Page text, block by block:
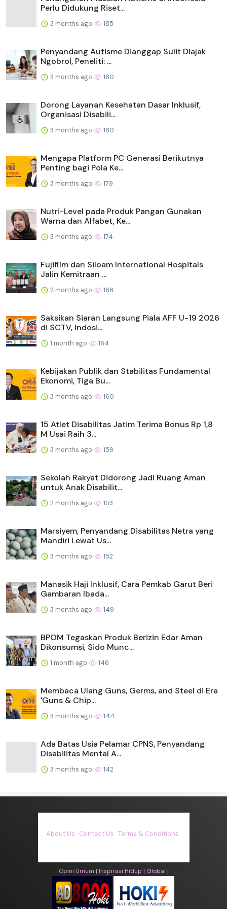
Perlu Didukung Riset...
3 months ago 185
Penyandang Autisme Dianggap Sulit Diajak
Ngobrol, Peneliti: ...
3 months ago 180
Dorong Layanan Kesehatan Dasar Inklusif,
Organisasi Disabili...
3 months ago 180
Mengapa Platform PC Generasi Berikutnya
Penting bagi Pola Ke...
3 months ago 179
Nutri-Level pada Produk Pangan Gunakan
Warna dan Alfabet, Ke...
3 months ago 174
Fujifilm dan Siloam International Hospitals
Jalin Kemitraan ...
2 months ago 168
Saksikan Siaran Langsung Piala AFF U-19 2026
di SCTV, Indosi...
1 month ago 164
Kebijakan Publik dan Stabilitas Fundamental
Ekonomi, Tiga Bu...
3 months ago 160
15 Atlet Disabilitas Jatim Terima Bonus Rp 1,8
M Usai Raih 3...
3 months ago 159
Sekolah Rakyat Didorong Jadi Ruang Aman
untuk Anak Disabilit...
2 months ago 153
Marsiyem, Penyandang Disabilitas Netra yang
Mandiri Lewat Us...
3 months ago 152
Manasik Haji Inklusif, Cara Pemkab Garut Beri
Gambaran Ibada...
3 months ago 149
BPOM Tegaskan Produk Berizin Edar Aman
Dikonsumsi, Sido Munc...
1 month ago 146
Membaca Ulang Guns, Germs, and Steel di Era
'Guns & Chip...
3 months ago 144
Ada Batas Usia Pelamar CPNS, Penyandang
Disabilitas Mental A...
3 months ago 142
About Us Contact Us Terms & Conditions
Opini Umum | Inspirasi Hidup | Global |